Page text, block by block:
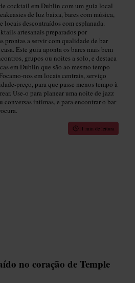
cocktail em Dublin com um guia local
de luz baixa, bares com música,
locais descontraídos com esplanada.
artesanais preparados por
prontas a servir com qualidade de bar
Este guia aponta os bares mais bem
grupos ou noites a solo, e destaca
em Dublin que são ao mesmo tempo
em locais centrais, serviço
para que passe menos tempo à
Use‑o para planear uma noite de jazz
íntimas, e para encontrar o bar
11 min de leitura
no coração de Temple